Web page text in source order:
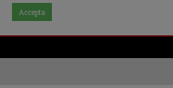
Accepta